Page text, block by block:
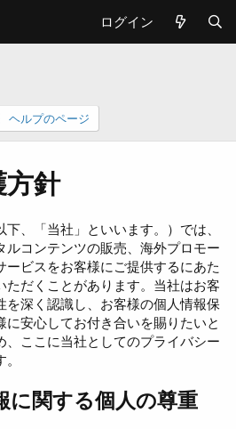
ログイン
ヘルプのページ
針
、「当社」といいます。）では、
ルコンテンツの販売、海外プロモー
ービスをお客様にご提供するにあた
ただくことがあります。当社はお客
を深く認識し、お客様の個人情報保
安心してお付き合いを賜りたいと
、ここに当社としてのプライバシー
関する個人の尊重